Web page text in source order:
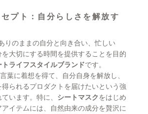
プト：自分らしさを解放す
りのままの自分と向き合い、忙しい
大切にする時間を提供することを目的
トライフスタイルブランドです。
葉に着想を得て、自分自身を解放し、
られるプロダクトを届けたいという強
います。特に、 シートマスクをはじめ
イテムには、自然由来の成分を贅沢に